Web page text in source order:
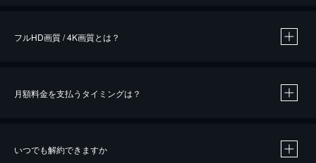
※40％ポイント還元の対象は、クレジットカード決済による作品の購入 / レンタルです。
フルHD画質 / 4K画質とは？
月額料金を支払うタイミングは？
いつでも解約できますか